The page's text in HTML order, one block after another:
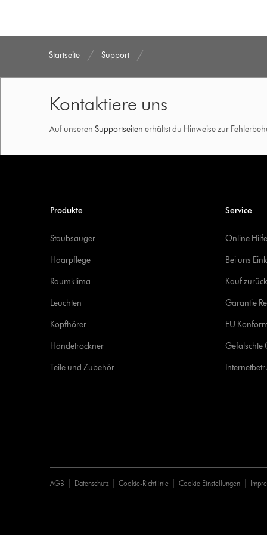
Startseite Support
Kontaktiere uns
Auf unseren Supportseiten erhältst du Hinweise zur
Produkte
Staubsauger
Haarpflege
Raumklima
Leuchten
Kopfhörer
Händetrockner
Teile und Zubehör
Service
Online Hilfe
Bei uns
Kauf
Garantie
EU
Gefälschte
AGB Datenschutz Cookie-Richtlinie Cookie Einstellungen